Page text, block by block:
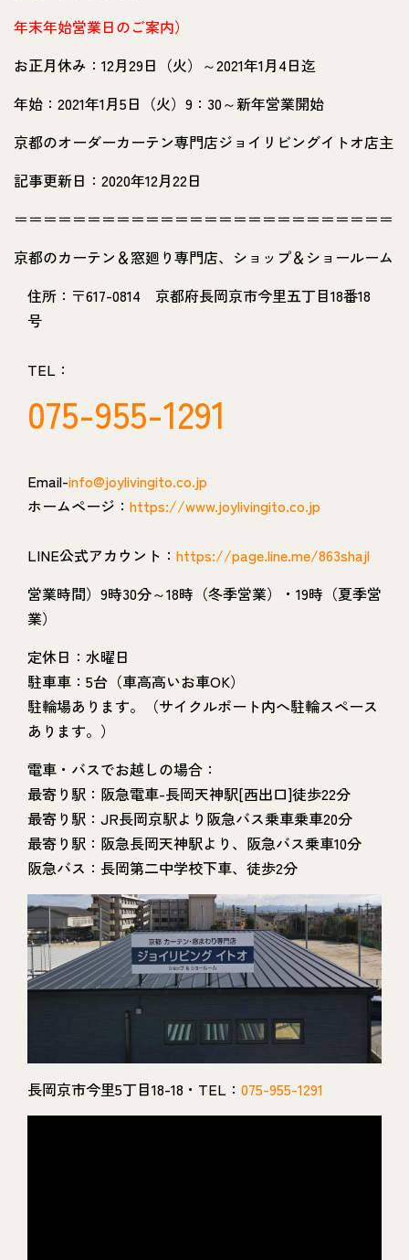
年末年始営業日のご案内）
お正月休み：12月29日（火）～2021年1月4日迄
年始：2021年1月5日（火）9：30～新年営業開始
京都のオーダーカーテン専門店ジョイリビングイトオ店主
記事更新日：2020年12月22日
＝＝＝＝＝＝＝＝＝＝＝＝＝＝＝＝＝＝＝＝＝＝＝＝＝＝
京都のカーテン＆窓廻り専門店、ショップ＆ショールーム
住所：〒617-0814 京都府長岡京市今里五丁目18番18
号
TEL：
075-955-1291
Email-info@joylivingito.co.jp
ホームページ： https://www.joylivingito.co.jp
LINE公式アカウント： https://page.line.me/863shajl
営業時間）9時30分～18時（冬季営業）・19時（夏季営
業）
定休日：水曜日
駐車車：5台（車高高いお車OK）
駐輪場あります。（サイクルポート内へ駐輪スペース
あります。）
電車・バスでお越しの場合：
最寄り駅：阪急電車-長岡天神駅[西出口]徒歩22分
最寄り駅：JR長岡京駅より阪急バス乗車乗車20分
最寄り駅：阪急長岡天神駅より、阪急バス乗車10分
阪急バス：長岡第二中学校下車、徒歩2分
長岡京市今里5丁目18-18・TEL： 075-955-1291